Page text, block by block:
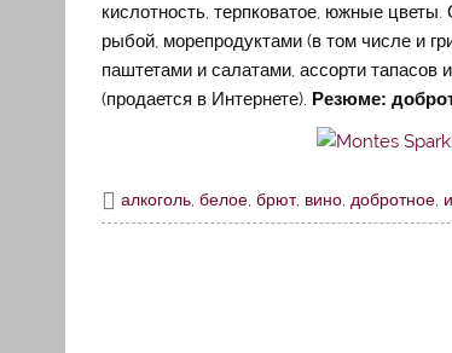
кислотность, терпковатое, южные
рыбой, морепродуктами (в том числе и
паштетами и салатами, ассорти тапасов
(продается в Интернете). Резюме:
алкоголь ,белое ,брют, вино добротное